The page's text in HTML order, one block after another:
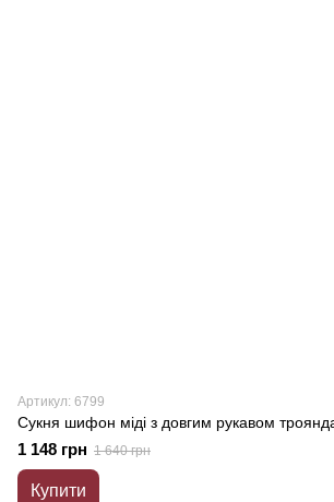
Артикул: 6799
Сукня шифон міді з довгим рукавом
1 148 грн 1 640 грн
Купити